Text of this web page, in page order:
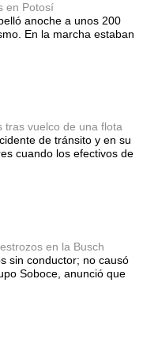
en Potosí
anoche a unos 200
En la marcha estaban
tras vuelco de una flota
de tránsito y en su
cuando los efectivos de
en la Busch
sin conductor; no causó
Soboce, anunció que